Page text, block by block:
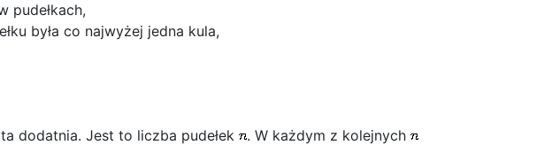
pudełkach,
była co najwyżej jedna kula,
dodatnia. Jest to liczba pudełek
. W każdym z kolejnych